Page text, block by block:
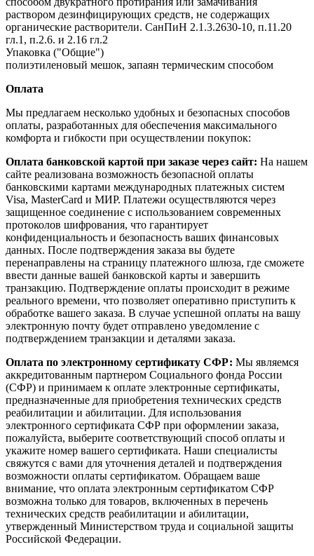
раствором дезинфицирующих средств, не содержащих
органические растворители. СанПиН 2.1.3.2630-10, п.11.20
гл.1, п.2.6. и 2.16 гл.2
Упаковка ("Общие")
полиэтиленовый мешок, запаян термическим способом
Оплата
Мы предлагаем несколько удобных и безопасных способов
оплаты, разработанных для обеспечения максимального
комфорта и гибкости при осуществлении покупок:
Оплата банковской картой при заказе через сайт: На нашем
сайте реализована возможность безопасной оплаты
банковскими картами международных платежных систем
Visa, MasterCard и МИР. Платежи осуществляются через
защищенное соединение с использованием современных
протоколов шифрования, что гарантирует
конфиденциальность и безопасность ваших финансовых
данных. После подтверждения заказа вы будете
перенаправлены на страницу платежного шлюза, где сможете
ввести данные вашей банковской карты и завершить
транзакцию. Подтверждение оплаты происходит в режиме
реального времени, что позволяет оперативно приступить к
обработке вашего заказа. В случае успешной оплаты на вашу
электронную почту будет отправлено уведомление с
подтверждением транзакции и деталями заказа.
Оплата по электронному сертификату СФР: Мы являемся
аккредитованным партнером Социального фонда России
(СФР) и принимаем к оплате электронные сертификаты,
предназначенные для приобретения технических средств
реабилитации и абилитации. Для использования
электронного сертификата СФР при оформлении заказа,
пожалуйста, выберите соответствующий способ оплаты и
укажите номер вашего сертификата. Наши специалисты
свяжутся с вами для уточнения деталей и подтверждения
возможности оплаты сертификатом. Обращаем ваше
внимание, что оплата электронным сертификатом СФР
возможна только для товаров, включенных в перечень
технических средств реабилитации и абилитации,
утвержденный Министерством труда и социальной защиты
Российской Федерации.